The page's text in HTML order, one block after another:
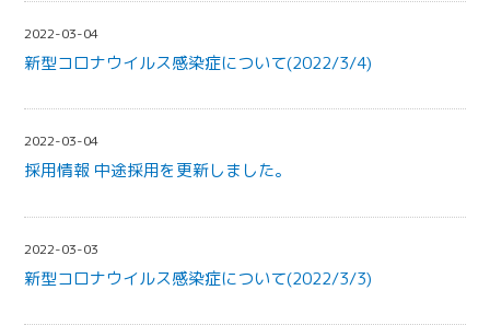
2022-03-04
新型コロナウイルス感染症について(2022/3/4)
2022-03-04
採用情報 中途採用を更新しました。
2022-03-03
新型コロナウイルス感染症について(2022/3/3)